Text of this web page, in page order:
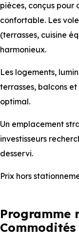
pièces, conçus
confortable. Les
(terrasses, cuisine
harmonieux.
Les logements,
terrasses, balcons
optimal.
Un emplacement
investisseurs
desservi.
Prix hors
Programme
Commodités